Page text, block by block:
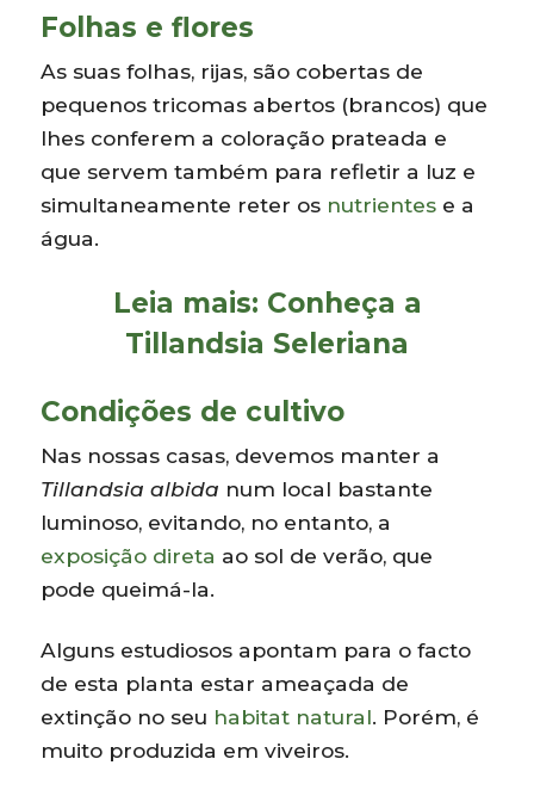
Folhas e flores
As suas folhas, rijas, são cobertas de
pequenos tricomas abertos (brancos) que
lhes conferem a coloração prateada e
que servem também para refletir a luz e
simultaneamente reter os nutrientes e a
água.
Leia mais: Conheça a
Tillandsia Seleriana
Condições de cultivo
Nas nossas casas, devemos manter a
Tillandsia albida num local bastante
luminoso, evitando, no entanto, a
exposição direta ao sol de verão, que
pode queimá-la.
Alguns estudiosos apontam para o facto
de esta planta estar ameaçada de
extinção no seu habitat natural. Porém, é
muito produzida em viveiros.